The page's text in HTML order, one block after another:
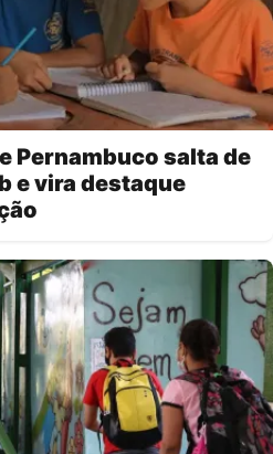
Pernambuco salta de
e vira destaque